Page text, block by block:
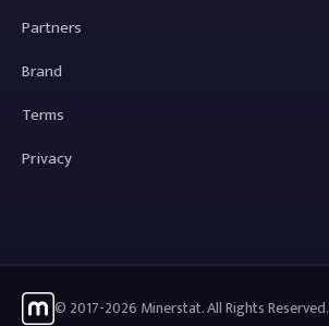
Partners
Brand
Terms
Privacy
© 2017-2026 Minerstat. All Rights Reserved.